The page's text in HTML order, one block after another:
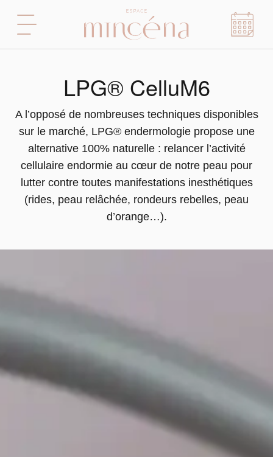
LPG® CelluM6
A l’opposé de nombreuses techniques disponibles
sur le marché, LPG® endermologie propose une
alternative 100% naturelle : relancer l’activité
cellulaire endormie au cœur de notre peau pour
lutter contre toutes manifestations inesthétiques
(rides, peau relâchée, rondeurs rebelles, peau
d’orange…).